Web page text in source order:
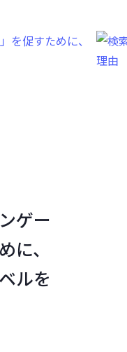
ゲー
に、
ルを